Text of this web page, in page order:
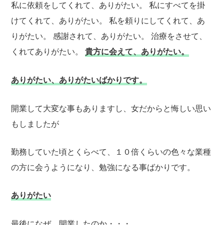
私に依頼をしてくれて、ありがたい。
私にすべてを掛
けてくれて、ありがたい。
私を頼りにしてくれて、あ
りがたい。
感謝されて、ありがたい。
治療をさせて、
くれてありがたい。
貴方に会えて、ありがたい。
ありがたい、ありがたいばかりです。
開業して大変な事もありますし、女だからと悔しい思い
もしましたが
勤務していた頃とくらべて、１０倍くらいの色々な業種
の方に会うようになり、勉強になる事ばかりです。
ありがたい